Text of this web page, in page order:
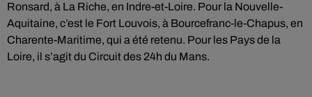
Ronsard, à La Riche, en Indre-et-Loire. Pour la Nouvelle-
Aquitaine, c’est le Fort Louvois, à Bourcefranc-le-Chapus, en
Charente-Maritime, qui a été retenu. Pour les Pays de la
Loire, il s’agit du Circuit des 24h du Mans.